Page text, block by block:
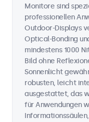
Monitore sind
professionellen
Outdoor-Displays
Optical-Bonding
mindestens 1000
Bild ohne
Sonnenlicht
robusten, leicht
ausgestattet, das
für Anwendungen